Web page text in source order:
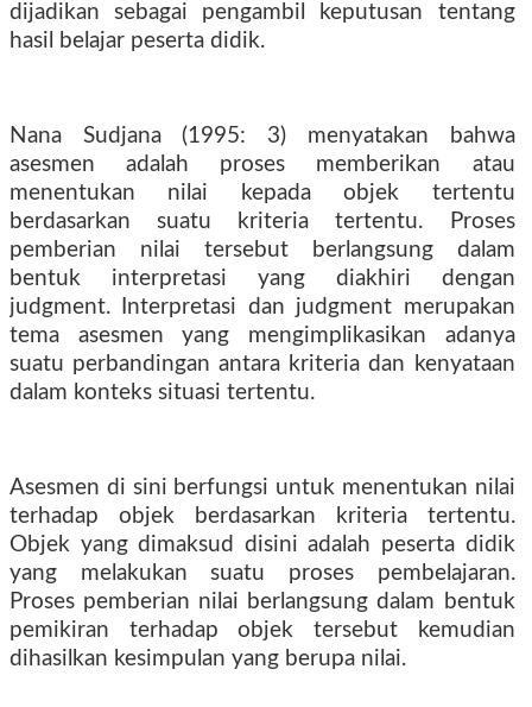
dijadikan sebagai pengambil keputusan tentang
hasil belajar peserta didik.
Nana Sudjana (1995: 3) menyatakan bahwa
asesmen adalah proses memberikan atau
menentukan nilai kepada objek tertentu
berdasarkan suatu kriteria tertentu. Proses
pemberian nilai tersebut berlangsung dalam
bentuk interpretasi yang diakhiri dengan
judgment. Interpretasi dan judgment merupakan
tema asesmen yang mengimplikasikan adanya
suatu perbandingan antara kriteria dan kenyataan
dalam konteks situasi tertentu.
Asesmen di sini berfungsi untuk menentukan nilai
terhadap objek berdasarkan kriteria tertentu.
Objek yang dimaksud disini adalah peserta didik
yang melakukan suatu proses pembelajaran.
Proses pemberian nilai berlangsung dalam bentuk
pemikiran terhadap objek tersebut kemudian
dihasilkan kesimpulan yang berupa nilai.